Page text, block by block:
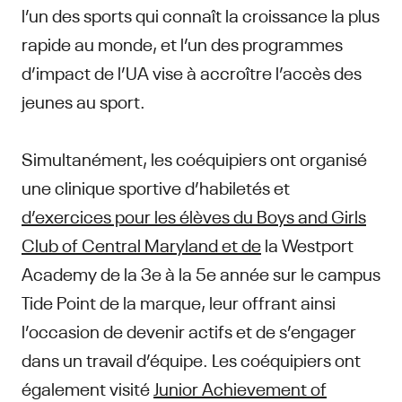
l’un des sports qui connaît la croissance la plus
rapide au monde, et l’un des programmes
d’impact de l’UA vise à accroître l’accès des
jeunes au sport.
Simultanément, les coéquipiers ont organisé
une clinique sportive d’habiletés et
d’exercices pour les élèves du Boys and Girls
Club of Central Maryland et dela Westport
Academy de la 3e à la 5e année sur le campus
Tide Point de la marque, leur offrant ainsi
l’occasion de devenir actifs et de s’engager
dans un travail d’équipe. Les coéquipiers ont
également visité Junior Achievement of